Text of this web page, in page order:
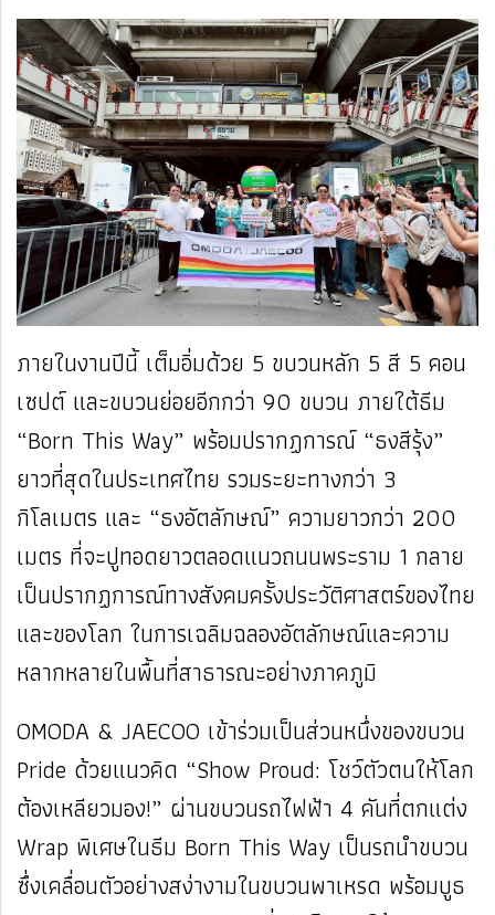
ภายในงานปีนี้ เต็มอิ่มด้วย 5 ขบวนหลัก 5 สี 5 คอน
เซปต์ และขบวนย่อยอีกกว่า 90 ขบวน ภายใต้ธีม
“Born This Way” พร้อมปรากฏการณ์ “ธงสีรุ้ง”
ยาวที่สุดในประเทศไทย รวมระยะทางกว่า 3
กิโลเมตร และ “ธงอัตลักษณ์” ความยาวกว่า 200
เมตร ที่จะปูทอดยาวตลอดแนวถนนพระราม 1 กลาย
เป็นปรากฏการณ์ทางสังคมครั้งประวัติศาสตร์ของไทย
และของโลก ในการเฉลิมฉลองอัตลักษณ์และความ
หลากหลายในพื้นที่สาธารณะอย่างภาคภูมิ
OMODA & JAECOO เข้าร่วมเป็นส่วนหนึ่งของขบวน
Pride ด้วยแนวคิด “Show Proud: โชว์ตัวตนให้โลก
ต้องเหลียวมอง!” ผ่านขบวนรถไฟฟ้า 4 คันที่ตกแต่ง
Wrap พิเศษในธีม Born This Way เป็นรถนำขบวน
ซึ่งเคลื่อนตัวอย่างสง่างามในขบวนพาเหรด พร้อมบูธ